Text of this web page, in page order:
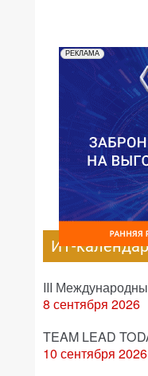
РЕКЛАМА
ИТ-
III
8 сентября 2026
TEAM LEAD
10 сентября 2026